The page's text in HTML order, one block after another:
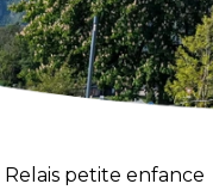
Relais petite enfance